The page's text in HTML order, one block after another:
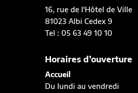
16, rue de l'Hôtel de Ville
81023 Albi Cedex 9
Tel : 05 63 49 10 10
Horaires d’ouverture
Accueil
Du lundi au vendredi